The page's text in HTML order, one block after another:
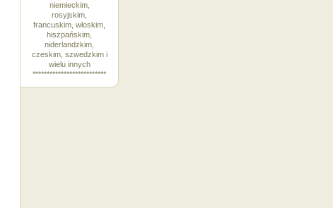
niemieckim,
rosyjskim,
francuskim, włoskim,
hiszpańskim,
niderlandzkim,
czeskim, szwedzkim i
wielu innych
**************************